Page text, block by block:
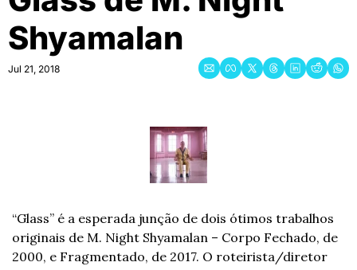
Shyamalan
Jul 21, 2018
“Glass” é a esperada junção de dois ótimos trabalhos
originais de M. Night Shyamalan – Corpo Fechado, de
2000, e Fragmentado, de 2017. O roteirista/diretor